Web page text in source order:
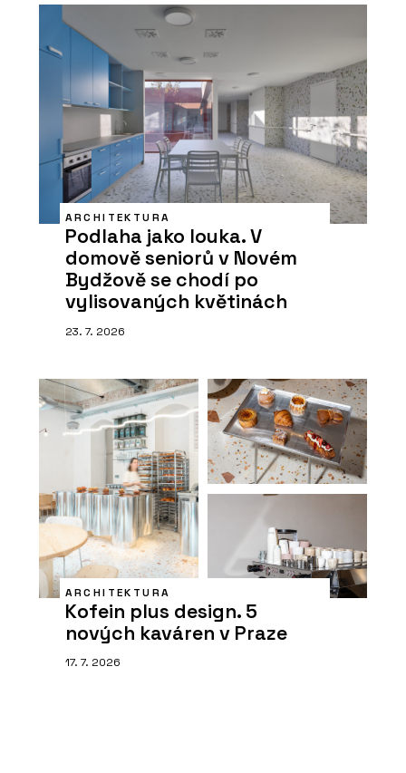
ARCHITEKTURA
Podlaha jako louka. V
domově seniorů v Novém
Bydžově se chodí po
vylisovaných květinách
23. 7. 2026
ARCHITEKTURA
Kofein plus design. 5
nových kaváren v Praze
17. 7. 2026